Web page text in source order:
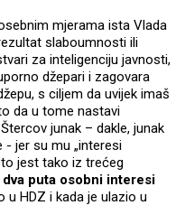
mjerama ista Vlada
slaboumnosti ili
za inteligenciju javnosti,
džepari i zagovara
s ciljem da uvijek imaš
da u tome nastavi
junak – dakle, junak
- jer su mu „interesi
to jest tako iz trećeg
dva puta osobni interesi
u HDZ i kada je ulazio u